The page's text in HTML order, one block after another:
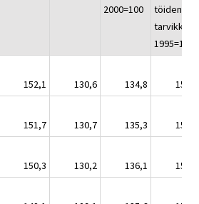
2000=100
töiden
tarvikkeet
1995=100
152,1 130,6 134,8
151,4
151,7 130,7 135,3
151,6
150,3 130,2 136,1
152,0